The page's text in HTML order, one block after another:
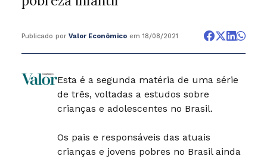
Publicado por Valor Econômicoem 18/08/2021
Esta é a segunda matéria de uma série
de três, voltadas a estudos sobre
crianças e adolescentes no Brasil.
Os pais e responsáveis das atuais
crianças e jovens pobres no Brasil ainda